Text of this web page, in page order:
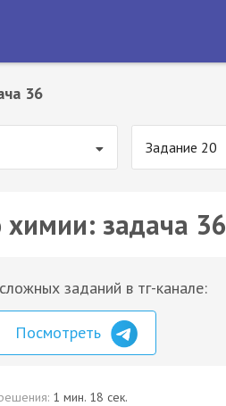
36
Задание 20
химии: задача 36
заданий в тг-канале:
Посмотреть
1 мин. 18 сек.